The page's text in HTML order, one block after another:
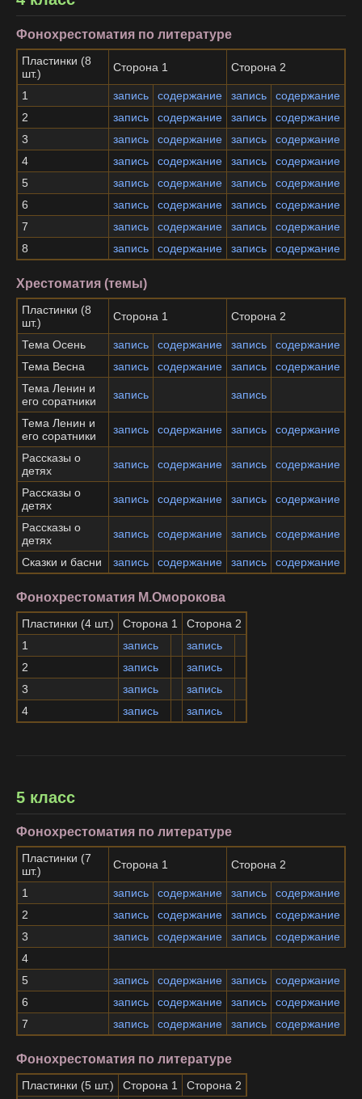
Фонохрестоматия по литературе
Пластинки (8
шт.)
Сторона 1 Сторона 2
1 запись содержание запись
содержание
2
запись содержание запись
содержание
3
запись содержание запись
содержание
4
запись содержание запись
содержание
5
запись содержание запись
содержание
6
запись содержание запись
содержание
7
запись содержание запись
содержание
8
запись содержание запись содержание
Хрестоматия (темы)
Пластинки (8
шт.)
Сторона 1 Сторона 2
Тема Осень запись содержание запись
содержание
Тема Весна
запись содержание запись
содержание
Тема Ленин и
его соратники
запись запись
Тема Ленин и
его соратники
запись содержание запись содержание
Рассказы о
детях
запись содержание запись содержание
Рассказы о
детях
запись содержание запись содержание
Рассказы о
детях
запись содержание запись содержание
Сказки и басни запись содержание запись содержание
Фонохрестоматия М.Оморокова
Пластинки (4 шт.) Сторона 1
Сторона 2
1
запись
запись
2
запись
запись
3
запись
запись
4
запись запись
5 класс
Фонохрестоматия по литературе
Пластинки (7
шт.)
Сторона 1 Сторона 2
1 запись содержание запись
содержание
2
запись содержание запись
содержание
3
запись содержание запись
содержание
4
5
запись содержание запись
содержание
6
запись содержание запись
содержание
7
запись содержание запись содержание
Фонохрестоматия по литературе
Пластинки (5 шт.) Сторона 1
Сторона 2